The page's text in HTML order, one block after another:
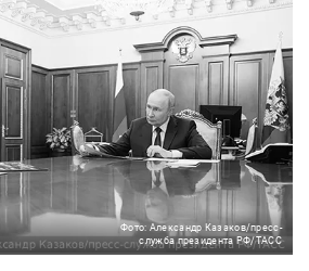
Фото: Александр Казаков/пресс-
служба президента РФ/ТАСС